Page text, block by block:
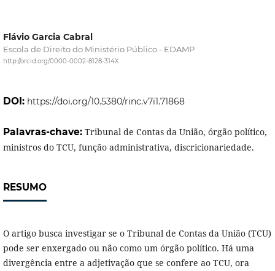
Flávio Garcia Cabral
Escola de Direito do Ministério Público - EDAMP
http://orcid.org/0000-0002-8128-314X
DOI: https://doi.org/10.5380/rinc.v7i1.71868
Palavras-chave: Tribunal de Contas da União, órgão político,
ministros do TCU, função administrativa, discricionariedade.
RESUMO
O artigo busca investigar se o Tribunal de Contas da União (TCU)
pode ser enxergado ou não como um órgão político. Há uma
divergência entre a adjetivação que se confere ao TCU, ora